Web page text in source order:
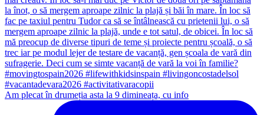
Am plecat în drumeția asta la 9 dimineața, cu info